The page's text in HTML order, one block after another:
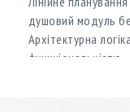
душовий модуль
Архітектурна
функціональністю.